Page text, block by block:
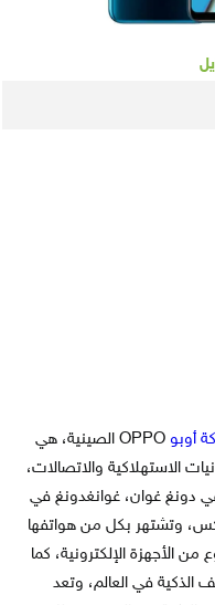
أوبو
OPPO الصينية، هي
الاستهلاكية والاتصالات،
في دونغ غوان، غوانغدونغ في
وتشتهر بكل من هواتفها
الأجهزة الإلكترونية، كما
الذكية في العالم، وتعد